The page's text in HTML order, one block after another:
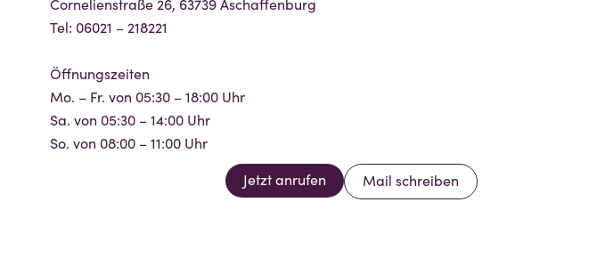
Cornelienstraße 26, 63739 Aschaffenburg
Tel: 06021 – 218221
Öffnungszeiten
Mo. – Fr. von 05:30 – 18:00 Uhr
Sa. von 05:30 – 14:00 Uhr
So. von 08:00 – 11:00 Uhr
Mail schreiben
Jetzt anrufen